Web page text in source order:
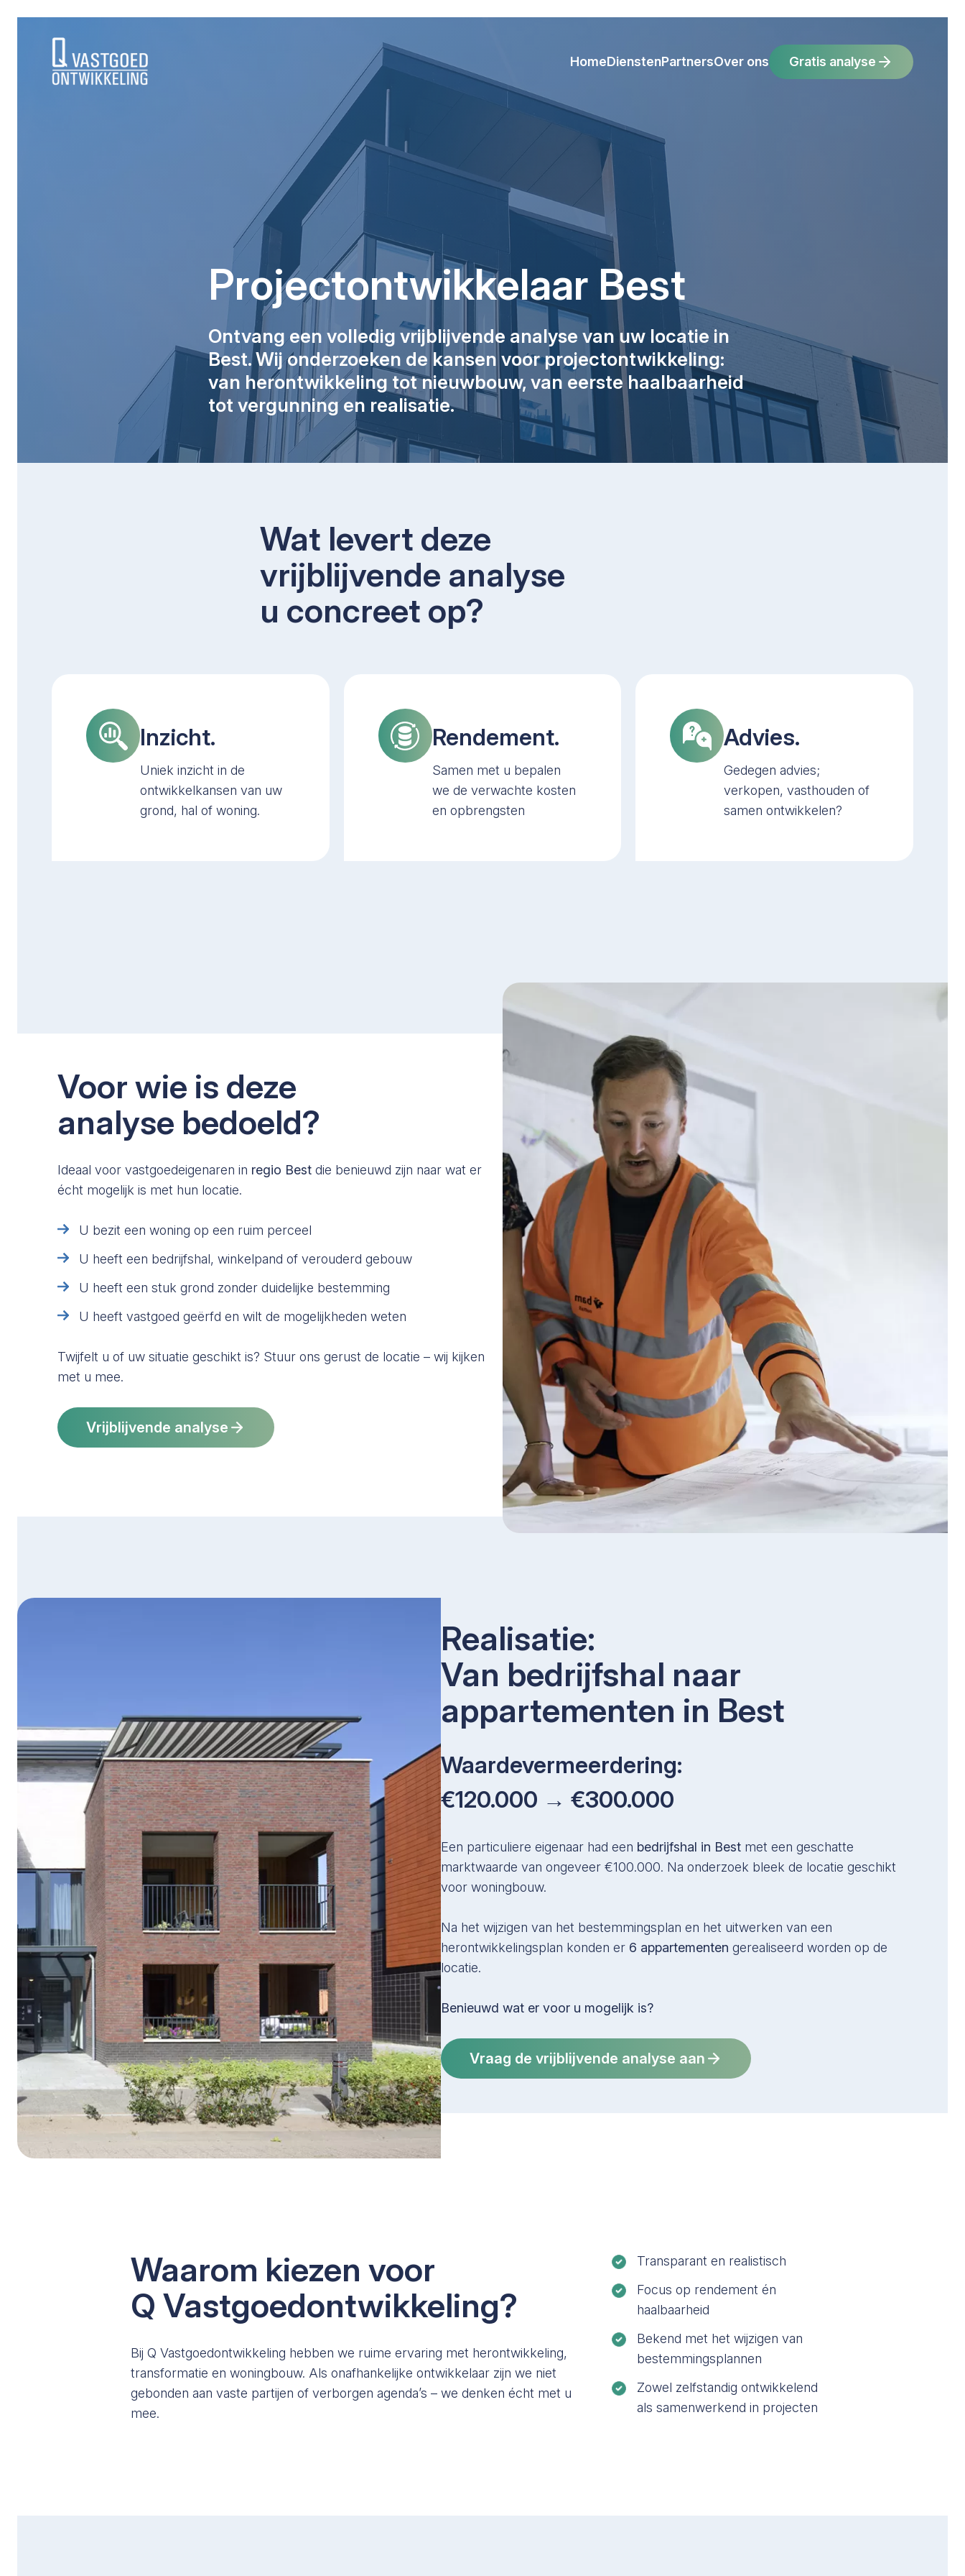
HomeDienstenPartnersOver ons Gratis analyse
Projectontwikkelaar Best
Ontvang een volledig vrijblijvende analyse van uw locatie in
Best. Wij onderzoeken de kansen voor projectontwikkeling:
van herontwikkeling tot nieuwbouw, van eerste haalbaarheid
tot vergunning en realisatie.
Wat levert deze
vrijblijvende analyse
u concreet op?
Inzicht.
Uniek inzicht in de
ontwikkelkansen van uw
grond, hal of woning.
Rendement.
Samen met u bepalen
we de verwachte kosten
en opbrengsten
Advies.
Gedegen advies;
verkopen, vasthouden of
samen ontwikkelen?
Voor wie is deze
analyse bedoeld?
Ideaal voor vastgoedeigenaren in regio Best die benieuwd zijn naar wat er
écht mogelijk is met hun locatie.
U bezit een woning op een ruim perceel
U heeft een bedrijfshal, winkelpand of verouderd gebouw
U heeft een stuk grond zonder duidelijke bestemming
U heeft vastgoed geërfd en wilt de mogelijkheden weten
Twijfelt u of uw situatie geschikt is? Stuur ons gerust de locatie – wij kijken
met u mee.
Vrijblijvende analyse
Realisatie:
Van bedrijfshal naar
appartementen in Best
Waardevermeerdering:
€120.000 → €300.000
Een particuliere eigenaar had een bedrijfshal in Best met een geschatte
marktwaarde van ongeveer €100.000. Na onderzoek bleek de locatie geschikt
voor woningbouw.
Na het wijzigen van het bestemmingsplan en het uitwerken van een
herontwikkelingsplan konden er 6 appartementen gerealiseerd worden op de
locatie.
Benieuwd wat er voor u mogelijk is?
Vraag de vrijblijvende analyse aan
Waarom kiezen voor
Q Vastgoedontwikkeling?
Bij Q Vastgoedontwikkeling hebben we ruime ervaring met herontwikkeling,
transformatie en woningbouw. Als onafhankelijke ontwikkelaar zijn we niet
gebonden aan vaste partijen of verborgen agenda’s – we denken écht met u
mee.
Transparant en realistisch
Focus op rendement én
haalbaarheid
Bekend met het wijzigen van
bestemmingsplannen
Zowel zelfstandig ontwikkelend
als samenwerkend in projecten